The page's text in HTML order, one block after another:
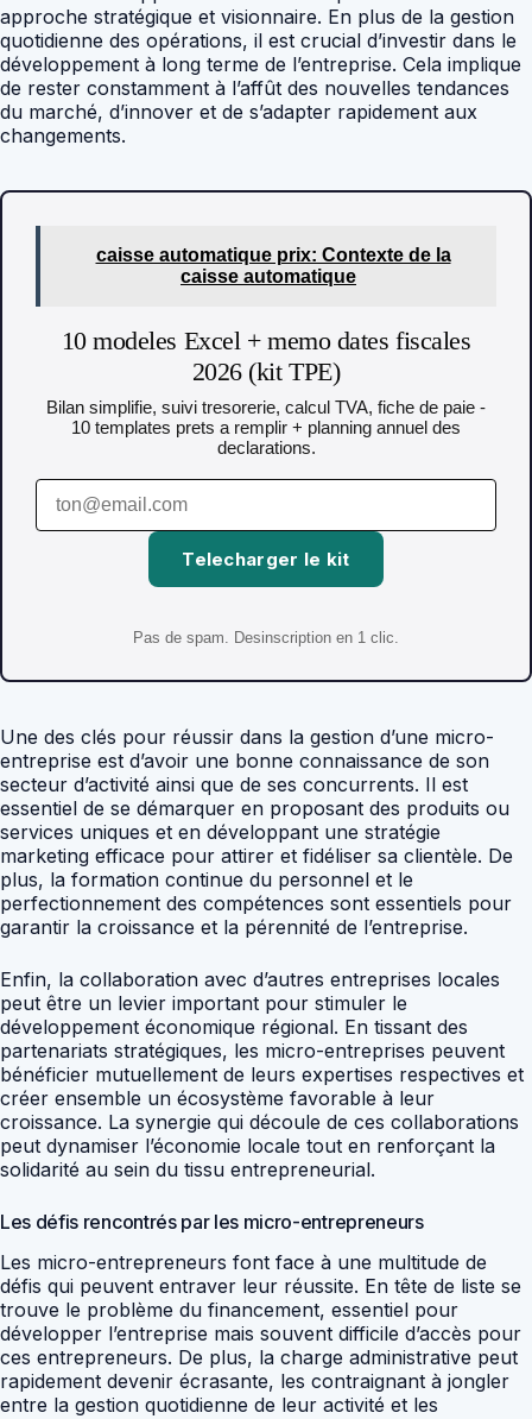
approche stratégique et visionnaire. En plus de la gestion
quotidienne des opérations, il est crucial d’investir dans le
développement à long terme de l’entreprise. Cela implique
de rester constamment à l’affût des nouvelles tendances
du marché, d’innover et de s’adapter rapidement aux
changements.
caisse automatique prix: Contexte de la
caisse automatique
10 modeles Excel + memo dates fiscales
2026 (kit TPE)
Bilan simplifie, suivi tresorerie, calcul TVA, fiche de paie -
10 templates prets a remplir + planning annuel des
declarations.
Telecharger le kit
Pas de spam. Desinscription en 1 clic.
Une des clés pour réussir dans la gestion d’une micro-
entreprise est d’avoir une bonne connaissance de son
secteur d’activité ainsi que de ses concurrents. Il est
essentiel de se démarquer en proposant des produits ou
services uniques et en développant une stratégie
marketing efficace pour attirer et fidéliser sa clientèle. De
plus, la formation continue du personnel et le
perfectionnement des compétences sont essentiels pour
garantir la croissance et la pérennité de l’entreprise.
Enfin, la collaboration avec d’autres entreprises locales
peut être un levier important pour stimuler le
développement économique régional. En tissant des
partenariats stratégiques, les micro-entreprises peuvent
bénéficier mutuellement de leurs expertises respectives et
créer ensemble un écosystème favorable à leur
croissance. La synergie qui découle de ces collaborations
peut dynamiser l’économie locale tout en renforçant la
solidarité au sein du tissu entrepreneurial.
Les défis rencontrés par les micro-entrepreneurs
Les micro-entrepreneurs font face à une multitude de
défis qui peuvent entraver leur réussite. En tête de liste se
trouve le problème du financement, essentiel pour
développer l’entreprise mais souvent difficile d’accès pour
ces entrepreneurs. De plus, la charge administrative peut
rapidement devenir écrasante, les contraignant à jongler
entre la gestion quotidienne de leur activité et les